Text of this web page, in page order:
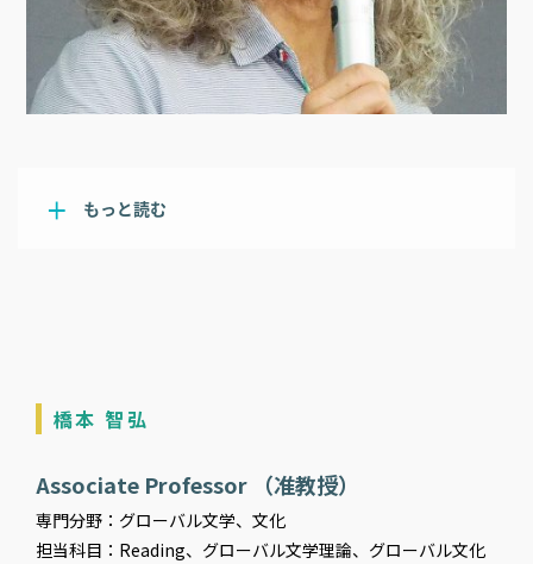
もっと読む
橋本 智弘
Associate Professor （准教授）
専門分野：グローバル文学、文化
担当科目：Reading、グローバル文学理論、グローバル文化